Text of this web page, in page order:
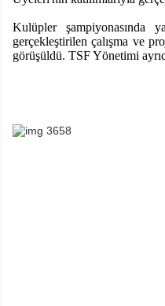
Kulüpler şampiyonasında
gerçekleştirilen çalışma ve
görüşüldü. TSF Yönetimi